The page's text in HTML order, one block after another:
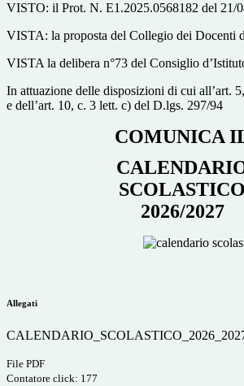
VISTO: il Prot. N. E1.2025.0568182 del 21/
VISTA: la proposta del Collegio dei Docenti
VISTA la delibera n°73 del Consiglio
In attuazione delle disposizioni di cui all’art.
e dell’art. 10, c. 3 lett. c) del D.lgs. 297/94
COMUNICA
SCOLASTICO
2026/2027
Allegati
File PDF
Contatore click: 177